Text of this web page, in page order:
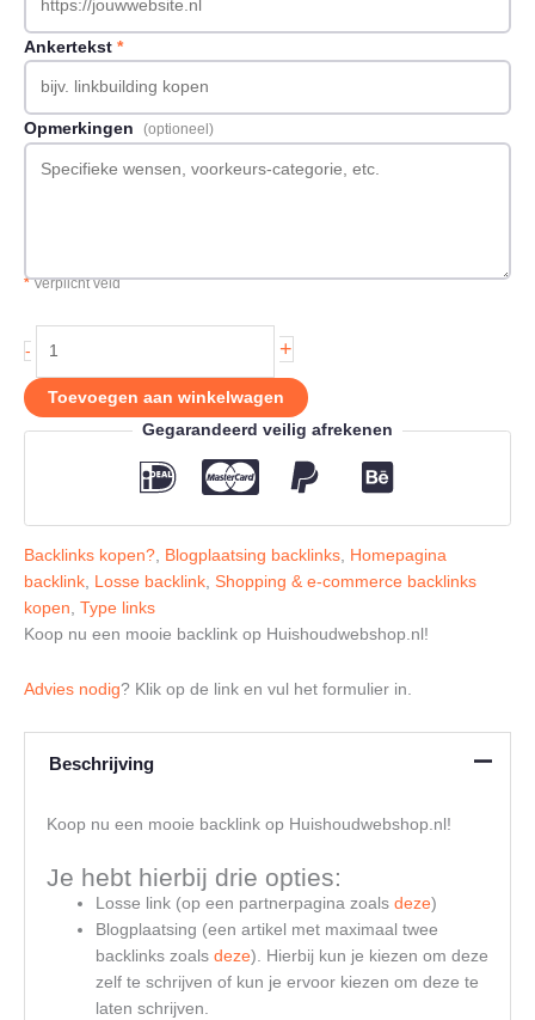
Ankertekst *
Opmerkingen (optioneel)
*Verplicht veld
-
Huishoudwebshop.nl
aantal
+
Toevoegen aan winkelwagen
Gegarandeerd veilig afrekenen
Backlinks kopen? Blogplaatsing backlinks
Homepagina
backlink
Losse backlink Shopping & e-commerce backlinks
kopen Type links
Koop nu een mooie backlink op Huishoudwebshop.nl!
Advies nodig? Klik op de link en vul het formulier in.
Beschrijving
Koop nu een mooie backlink op Huishoudwebshop.nl!
Je hebt hierbij drie opties:
Losse link (op een partnerpagina zoals deze)
Blogplaatsing (een artikel met maximaal twee
backlinks zoals deze). Hierbij kun je kiezen om deze
zelf te schrijven of kun je ervoor kiezen om deze te
laten schrijven.